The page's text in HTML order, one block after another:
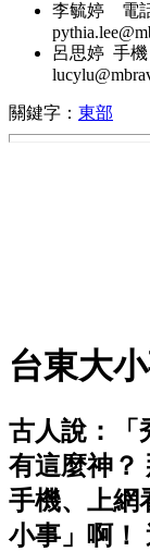
李毓婷 電話
呂思婷 手機
關鍵字： 東部
台東大
古人說：「
有這麼神？
手機、上網
小事」啊！